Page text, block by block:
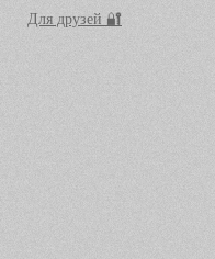
Для друзей 🔐